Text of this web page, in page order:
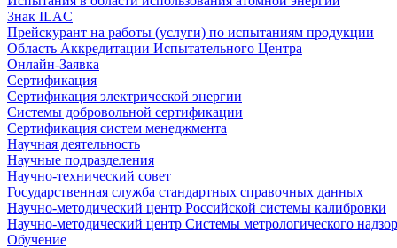
Знак ILAC
Прейскурант на работы (услуги) по испытаниям продукции
Область Аккредитации Испытательного Центра
Онлайн-Заявка
Сертификация
Сертификация электрической энергии
Системы добровольной сертификации
Сертификация систем менеджмента
Научная деятельность
Научные подразделения
Научно-технический совет
Государственная служба стандартных справочных данных
Научно-методический центр Российской системы калибровки
Научно-методический центр Системы метрологического
Обучение